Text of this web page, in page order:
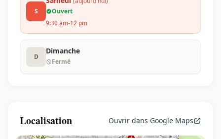
S
Ouvert
9:30 am-12 pm
D
Dimanche
Fermé
Localisation Ouvrir dans Google Maps